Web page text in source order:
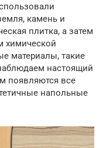
камень и
плитка, а затем
химической
материалы, такие
настоящий
появляются все
напольные